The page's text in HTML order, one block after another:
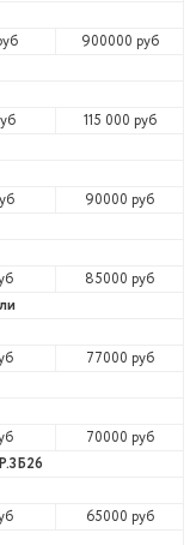
900000 руб
115 000 руб
90000 руб
85000 руб
77000 руб
70000 руб
65000 руб